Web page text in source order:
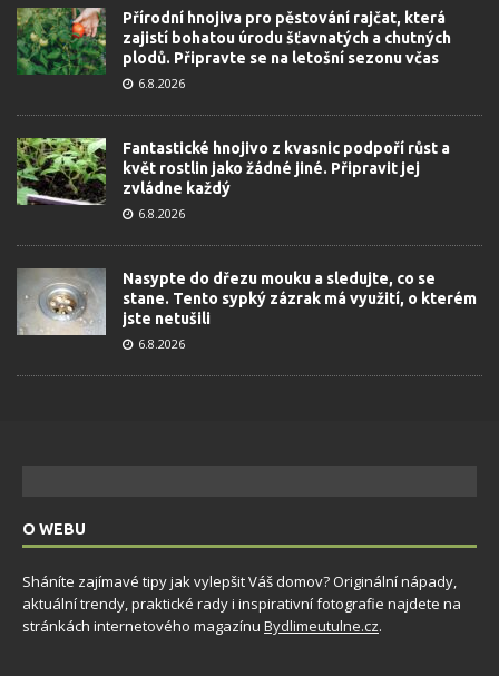
Přírodní hnojiva pro pěstování rajčat, která
zajistí bohatou úrodu šťavnatých a chutných
plodů. Připravte se na letošní sezonu včas
6.8.2026
Fantastické hnojivo z kvasnic podpoří růst a
květ rostlin jako žádné jiné. Připravit jej
zvládne každý
6.8.2026
Nasypte do dřezu mouku a sledujte, co se
stane. Tento sypký zázrak má využití, o kterém
jste netušili
6.8.2026
O WEBU
Sháníte zajímavé tipy jak vylepšit Váš domov? Originální nápady,
aktuální trendy, praktické rady i inspirativní fotografie najdete na
stránkách internetového magazínu Bydlimeutulne.cz.